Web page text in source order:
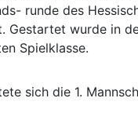
runde des
Gestartet wurde in
Spielklasse.
sich die 1.